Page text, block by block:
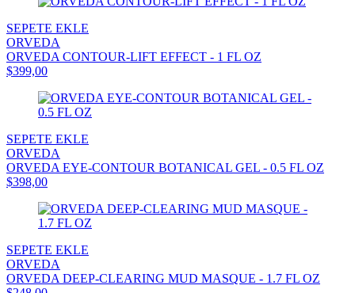
SEPETE EKLE
ORVEDA
ORVEDA CONTOUR-LIFT EFFECT - 1 FL OZ
$399,00
SEPETE EKLE
ORVEDA
ORVEDA EYE-CONTOUR BOTANICAL GEL - 0.5 FL OZ
$398,00
SEPETE EKLE
ORVEDA
ORVEDA DEEP-CLEARING MUD MASQUE - 1.7 FL OZ